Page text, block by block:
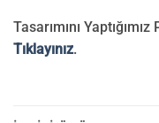
Tasarımını
Tıklayınız.